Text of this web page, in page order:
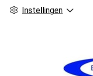
Instellingen